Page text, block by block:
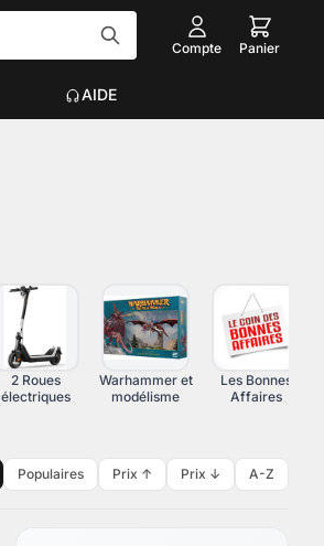
Compte Panier
AIDE
Claviers, Souris, Tapis
Voir plus
2 Roues
électriques
Warhammer et
modélisme
Les Bonnes
Affaires
Populaires Prix ↑ Prix ↓ A-Z